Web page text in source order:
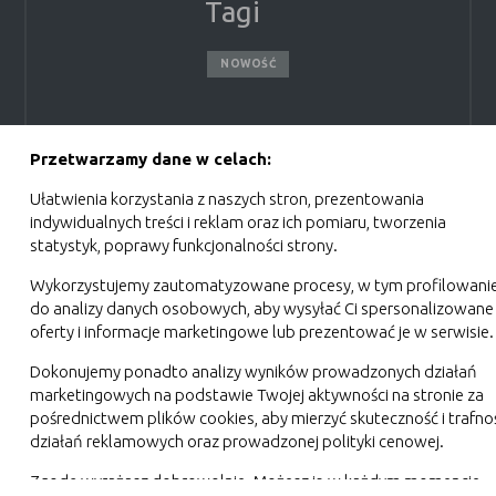
Przetwarzamy dane w celach:
Ułatwienia korzystania z naszych stron, prezentowania
indywidualnych treści i reklam oraz ich pomiaru, tworzenia
statystyk, poprawy funkcjonalności strony.
Wykorzystujemy zautomatyzowane procesy, w tym
do analizy danych osobowych, aby wysyłać Ci spersonalizowane
oferty i informacje marketingowe lub prezentować je w serwisie.
Dokonujemy ponadto analizy wyników prowadzonych działań
marketingowych na podstawie Twojej aktywności na stronie za
pośrednictwem plików cookies, aby mierzyć skuteczność i
działań reklamowych oraz prowadzonej polityki cenowej.
Zgodę wyrażasz dobrowolnie. Możesz ją w każdym momencie
strony internetowej i umożliwiają Ci komfortowe
bez zakłóceń.
wprowadzonych przez Ciebie ustawień oraz
korzystania z funkcjonalności naszej strony poprzez
gwarantuje dostępność większej ilości funkcji na
do Twoich potrzeb.
wykorzystywania witryny internetowej, miejsca oraz
ZAPISZ WYBRANE
ZAAKCEPTUJ WSZYSTKIE
który je utworzył. „Cookies” zazwyczaj zawierają
internetowych do preferencji użytkownika oraz
oraz „stałe”. Pierwsze z nich są plikami
(przeglądarki internetowej). „Stałe” pliki pozostają na
użytkownika.
internetowej, w tym w szczególności użytkowników
usługi
Opis
niezbędne do prawidłowego funkcjonowania witryny lub
serwisu:
Tagi
NOWOŚĆ